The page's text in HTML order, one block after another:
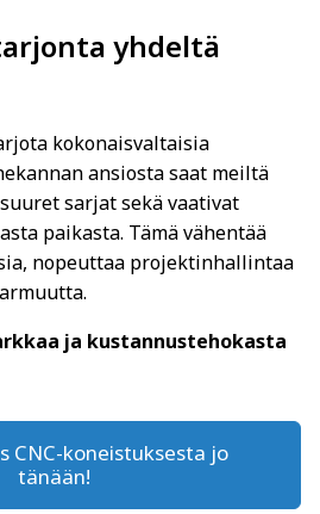
yhdeltä
kokonaisvaltaisia
ansiosta saat meiltä
sarjat sekä vaativat
paikasta. Tämä vähentää
nopeuttaa projektinhallintaa
ja kustannustehokasta
CNC-koneistuksesta jo
tänään!